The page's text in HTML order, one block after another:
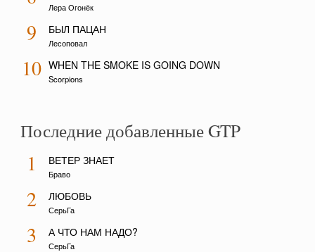
Лера Огонёк
9 БЫЛ ПАЦАН
Лесоповал
10 WHEN THE SMOKE IS GOING DOWN
Scorpions
Последние добавленные GTP
1 ВЕТЕР ЗНАЕТ
Браво
2 ЛЮБОВЬ
СерьГа
3 А ЧТО НАМ НАДО?
СерьГа